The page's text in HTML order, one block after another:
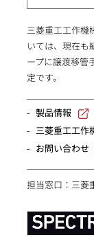
三菱重工工作機
いては、現在も
ープに譲渡移管
定です。
製品情報
三菱重工工作
お問い合わせ
担当窓口：三菱